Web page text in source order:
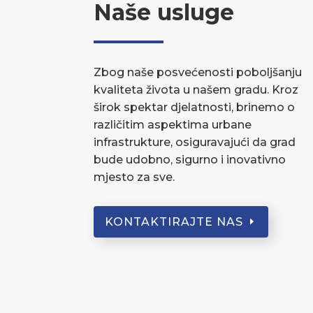
Naše usluge
Zbog naše posvećenosti poboljšanju
kvaliteta života u našem gradu. Kroz
širok spektar djelatnosti, brinemo o
različitim aspektima urbane
infrastrukture, osiguravajući da grad
bude udobno, sigurno i inovativno
mjesto za sve.
KONTAKTIRAJTE NAS